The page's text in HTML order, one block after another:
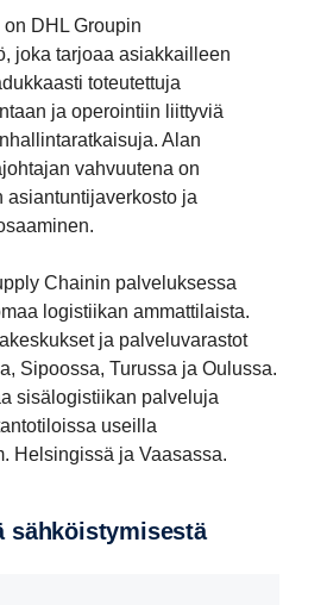
DHL Groupin
joka tarjoaa asiakkailleen
toteutettuja
ja operointiin liittyviä
Alan
vahvuutena on
asiantuntijaverkosto ja
Chainin palveluksessa
logistiikan ammattilaista.
ja palveluvarastot
Sipoossa, Turussa ja Oulussa.
sisälogistiikan palveluja
useilla
Helsingissä ja Vaasassa.
sähköistymisestä